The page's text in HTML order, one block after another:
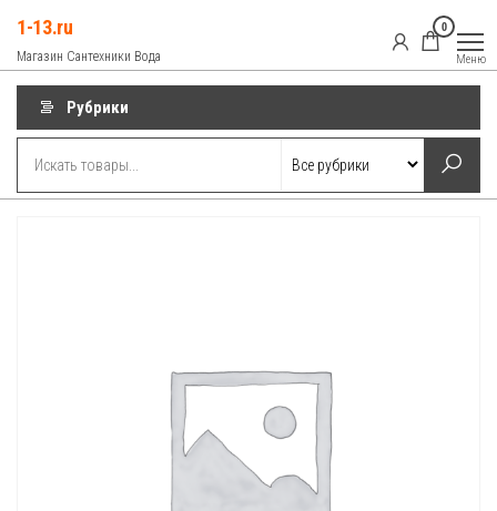
содержимому
1-13.ru
Магазин Сантехники Вода
0
Меню
Рубрики